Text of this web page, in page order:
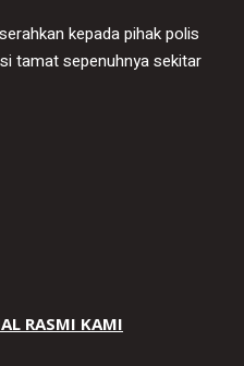
kepada pihak polis
tamat sepenuhnya sekitar
RASMI KAMI